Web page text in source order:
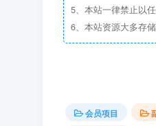
5、本站一律禁止以
6、本站资源大多存
会员项目